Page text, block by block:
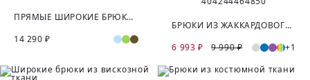
ПРЯМЫЕ ШИРОКИЕ БРЮКИ С ВЫСОКОЙ ПОСАДКОЙ
14 290 ₽
БРЮКИ ИЗ ЖАККАРДОВОГО ТРИКОТАЖА НА ЭЛАСТИЧНОМ ПОЯСЕ
6 993 ₽
9 990 ₽ +1